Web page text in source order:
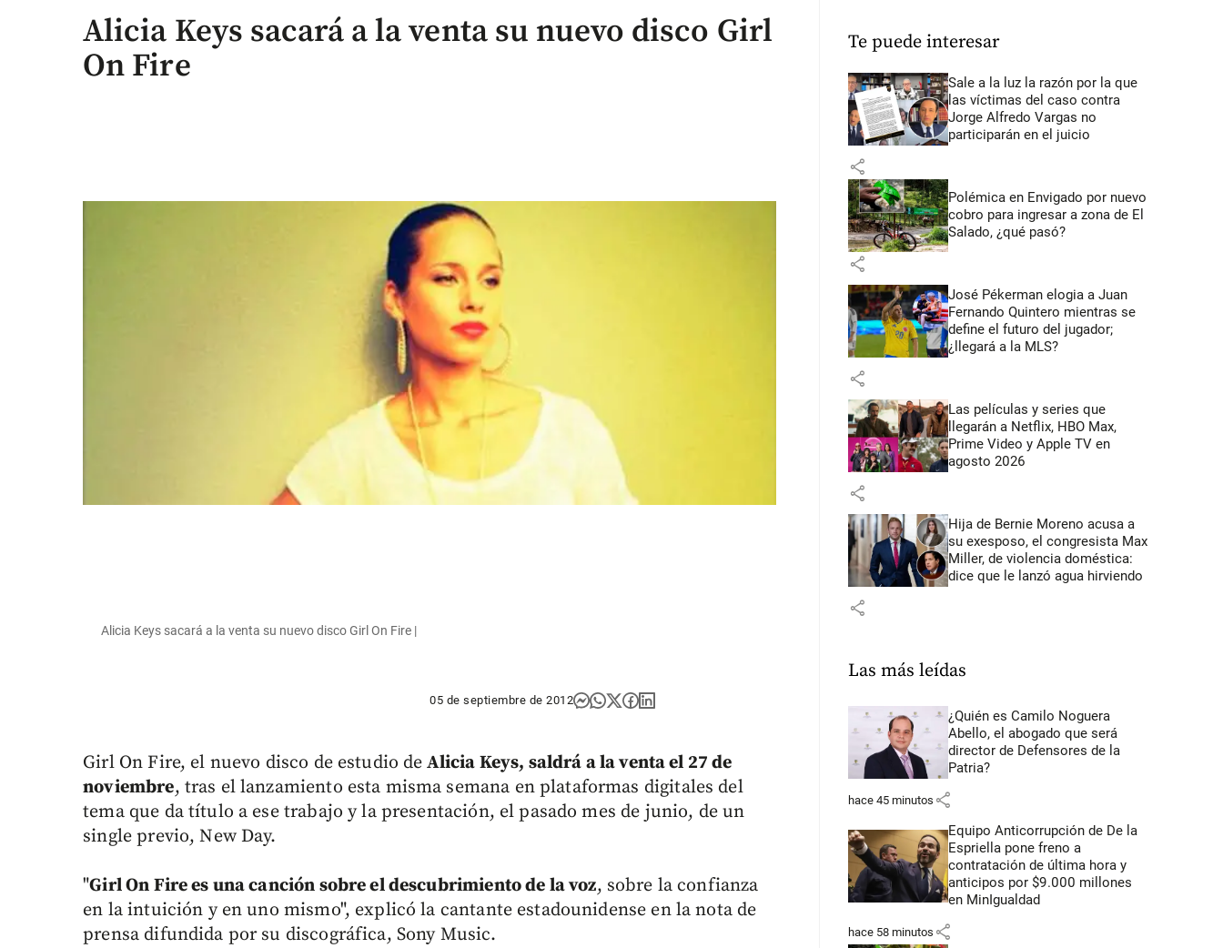
Alicia Keys sacará a la venta su nuevo disco Girl
On Fire
Alicia Keys sacará a la venta su nuevo disco Girl On Fire |
05 de septiembre de 2012
Girl On Fire, el nuevo disco de estudio de Alicia Keys, saldrá a la venta el 27 de
noviembre, tras el lanzamiento esta misma semana en plataformas digitales del
tema que da título a ese trabajo y la presentación, el pasado mes de junio, de un
single previo, New Day.
"Girl On Fire es una canción sobre el descubrimiento de la voz, sobre la confianza
en la intuición y en uno mismo", explicó la cantante estadounidense en la nota de
prensa difundida por su discográfica, Sony Music.
Te puede interesar
Sale a la luz la razón por la que
las víctimas del caso contra
Jorge Alfredo Vargas no
participarán en el juicio
share
Polémica en Envigado por nuevo
cobro para ingresar a zona de El
Salado, ¿qué pasó?
share
José Pékerman elogia a Juan
Fernando Quintero mientras se
define el futuro del jugador;
¿llegará a la MLS?
share
Las películas y series que
llegarán a Netflix, HBO Max,
Prime Video y Apple TV en
agosto 2026
share
Hija de Bernie Moreno acusa a
su exesposo, el congresista Max
Miller, de violencia doméstica:
dice que le lanzó agua hirviendo
share
Las más leídas
¿Quién es Camilo Noguera
Abello, el abogado que será
director de Defensores de la
Patria?
hace 45 minutos share
Equipo Anticorrupción de De la
Espriella pone freno a
contratación de última hora y
anticipos por $9.000 millones
en MinIgualdad
hace 58 minutos share